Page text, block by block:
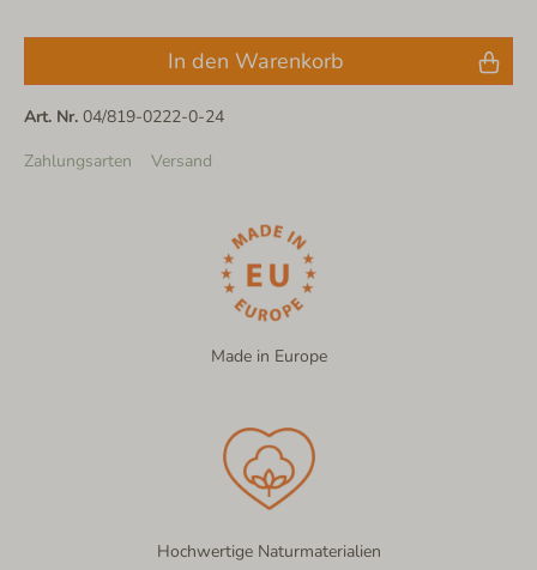
In den Warenkorb
Art. Nr. 04/819-0222-0-24
Zahlungsarten
Versand
Made in Europe
Hochwertige Naturmaterialien